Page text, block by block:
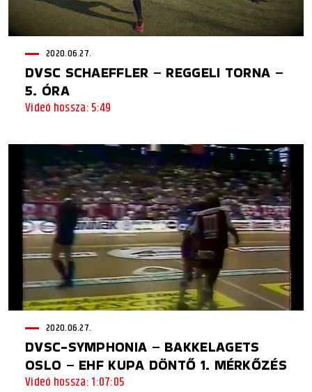
2020.06.27.
DVSC SCHAEFFLER – REGGELI TORNA –
5. ÓRA
Videó hossza: 5:49
2020.06.27.
DVSC-SYMPHONIA – BAKKELAGETS
OSLO – EHF KUPA DÖNTŐ 1. MÉRKŐZÉS
Videó hossza: 1:07:05